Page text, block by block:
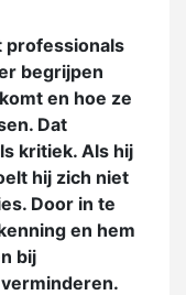
professionals
begrijpen
en hoe ze
Dat
kritiek. Als hij
hij zich niet
Door in te
en hem
bij